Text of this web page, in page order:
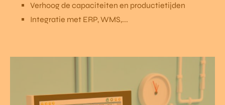
Verhoog de capaciteiten en productietijden
Integratie met ERP, WMS,...